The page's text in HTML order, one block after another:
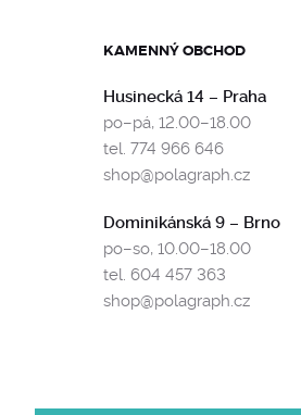
KAMENNÝ OBCHOD
Husinecká 14 – Praha
po–pá, 12.00–18.00
tel. 774 966 646
shop@polagraph.cz
Dominikánská 9 – Brno
po–so, 10.00–18.00
tel. 604 457 363
shop@polagraph.cz